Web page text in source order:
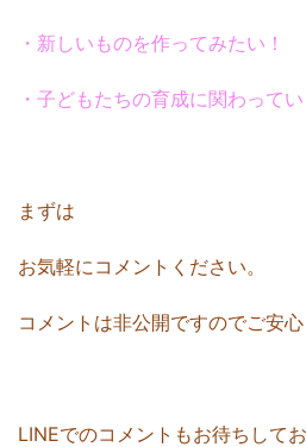
・新しいものを作ってみたい！
・子どもたちの育成に関わって
まずは
お気軽にコメントください。
コメントは非公開ですのでご安心
LINEでのコメントもお待ちしてお